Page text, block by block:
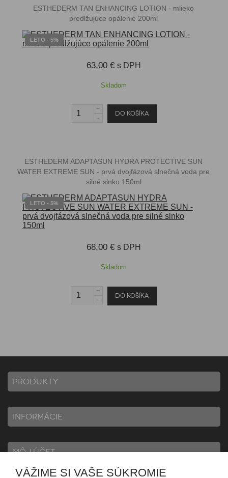
ESTHEDERM TAN ENHANCING LOTION - mlieko
predlžujúce opálenie 200ml
LETO - 5%
63,00 € s DPH
Skladom
ESTHEDERM ADAPTASUN HYDRA PROTECTIVE SUN
WATER EXTREME SUN - prvá dvojfázová slnečná voda pre
silné slnko 150ml
LETO - 5%
68,00 € s DPH
Skladom
PRODUKTY
INFORMÁCIE
MÔJ ÚČET
VÁŽIME SI VAŠE SÚKROMIE